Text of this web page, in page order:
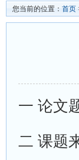
您当前的位置： 首页
一 论文
二 课题